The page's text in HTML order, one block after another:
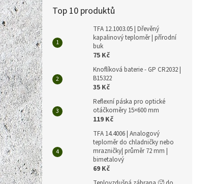
Top 10 produktů
TFA 12.1003.05 | Dřevěný
kapalinový teploměr | přírodní
buk
75 Kč
Knoflíková baterie - GP CR2032 |
B15322
35 Kč
Reflexní páska pro optické
otáčkoměry 15×600 mm
119 Kč
TFA 14.4006 | Analogový
teploměr do chladničky nebo
mrazničky| průměr 72 mm |
bimetalový
69 Kč